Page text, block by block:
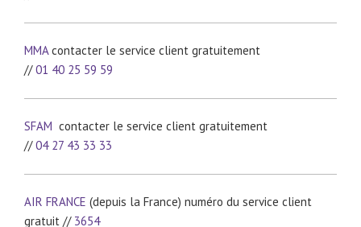
MMAcontacter le service client gratuitement
//01 40 25 59 59
SFAM contacter le service client gratuitement
//04 27 43 33 33
AIR FRANCE (depuis la France) numéro du service client
gratuit // 3654